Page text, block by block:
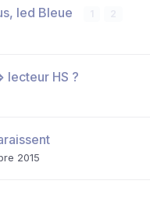
led Bleue
lecteur HS ?
2015